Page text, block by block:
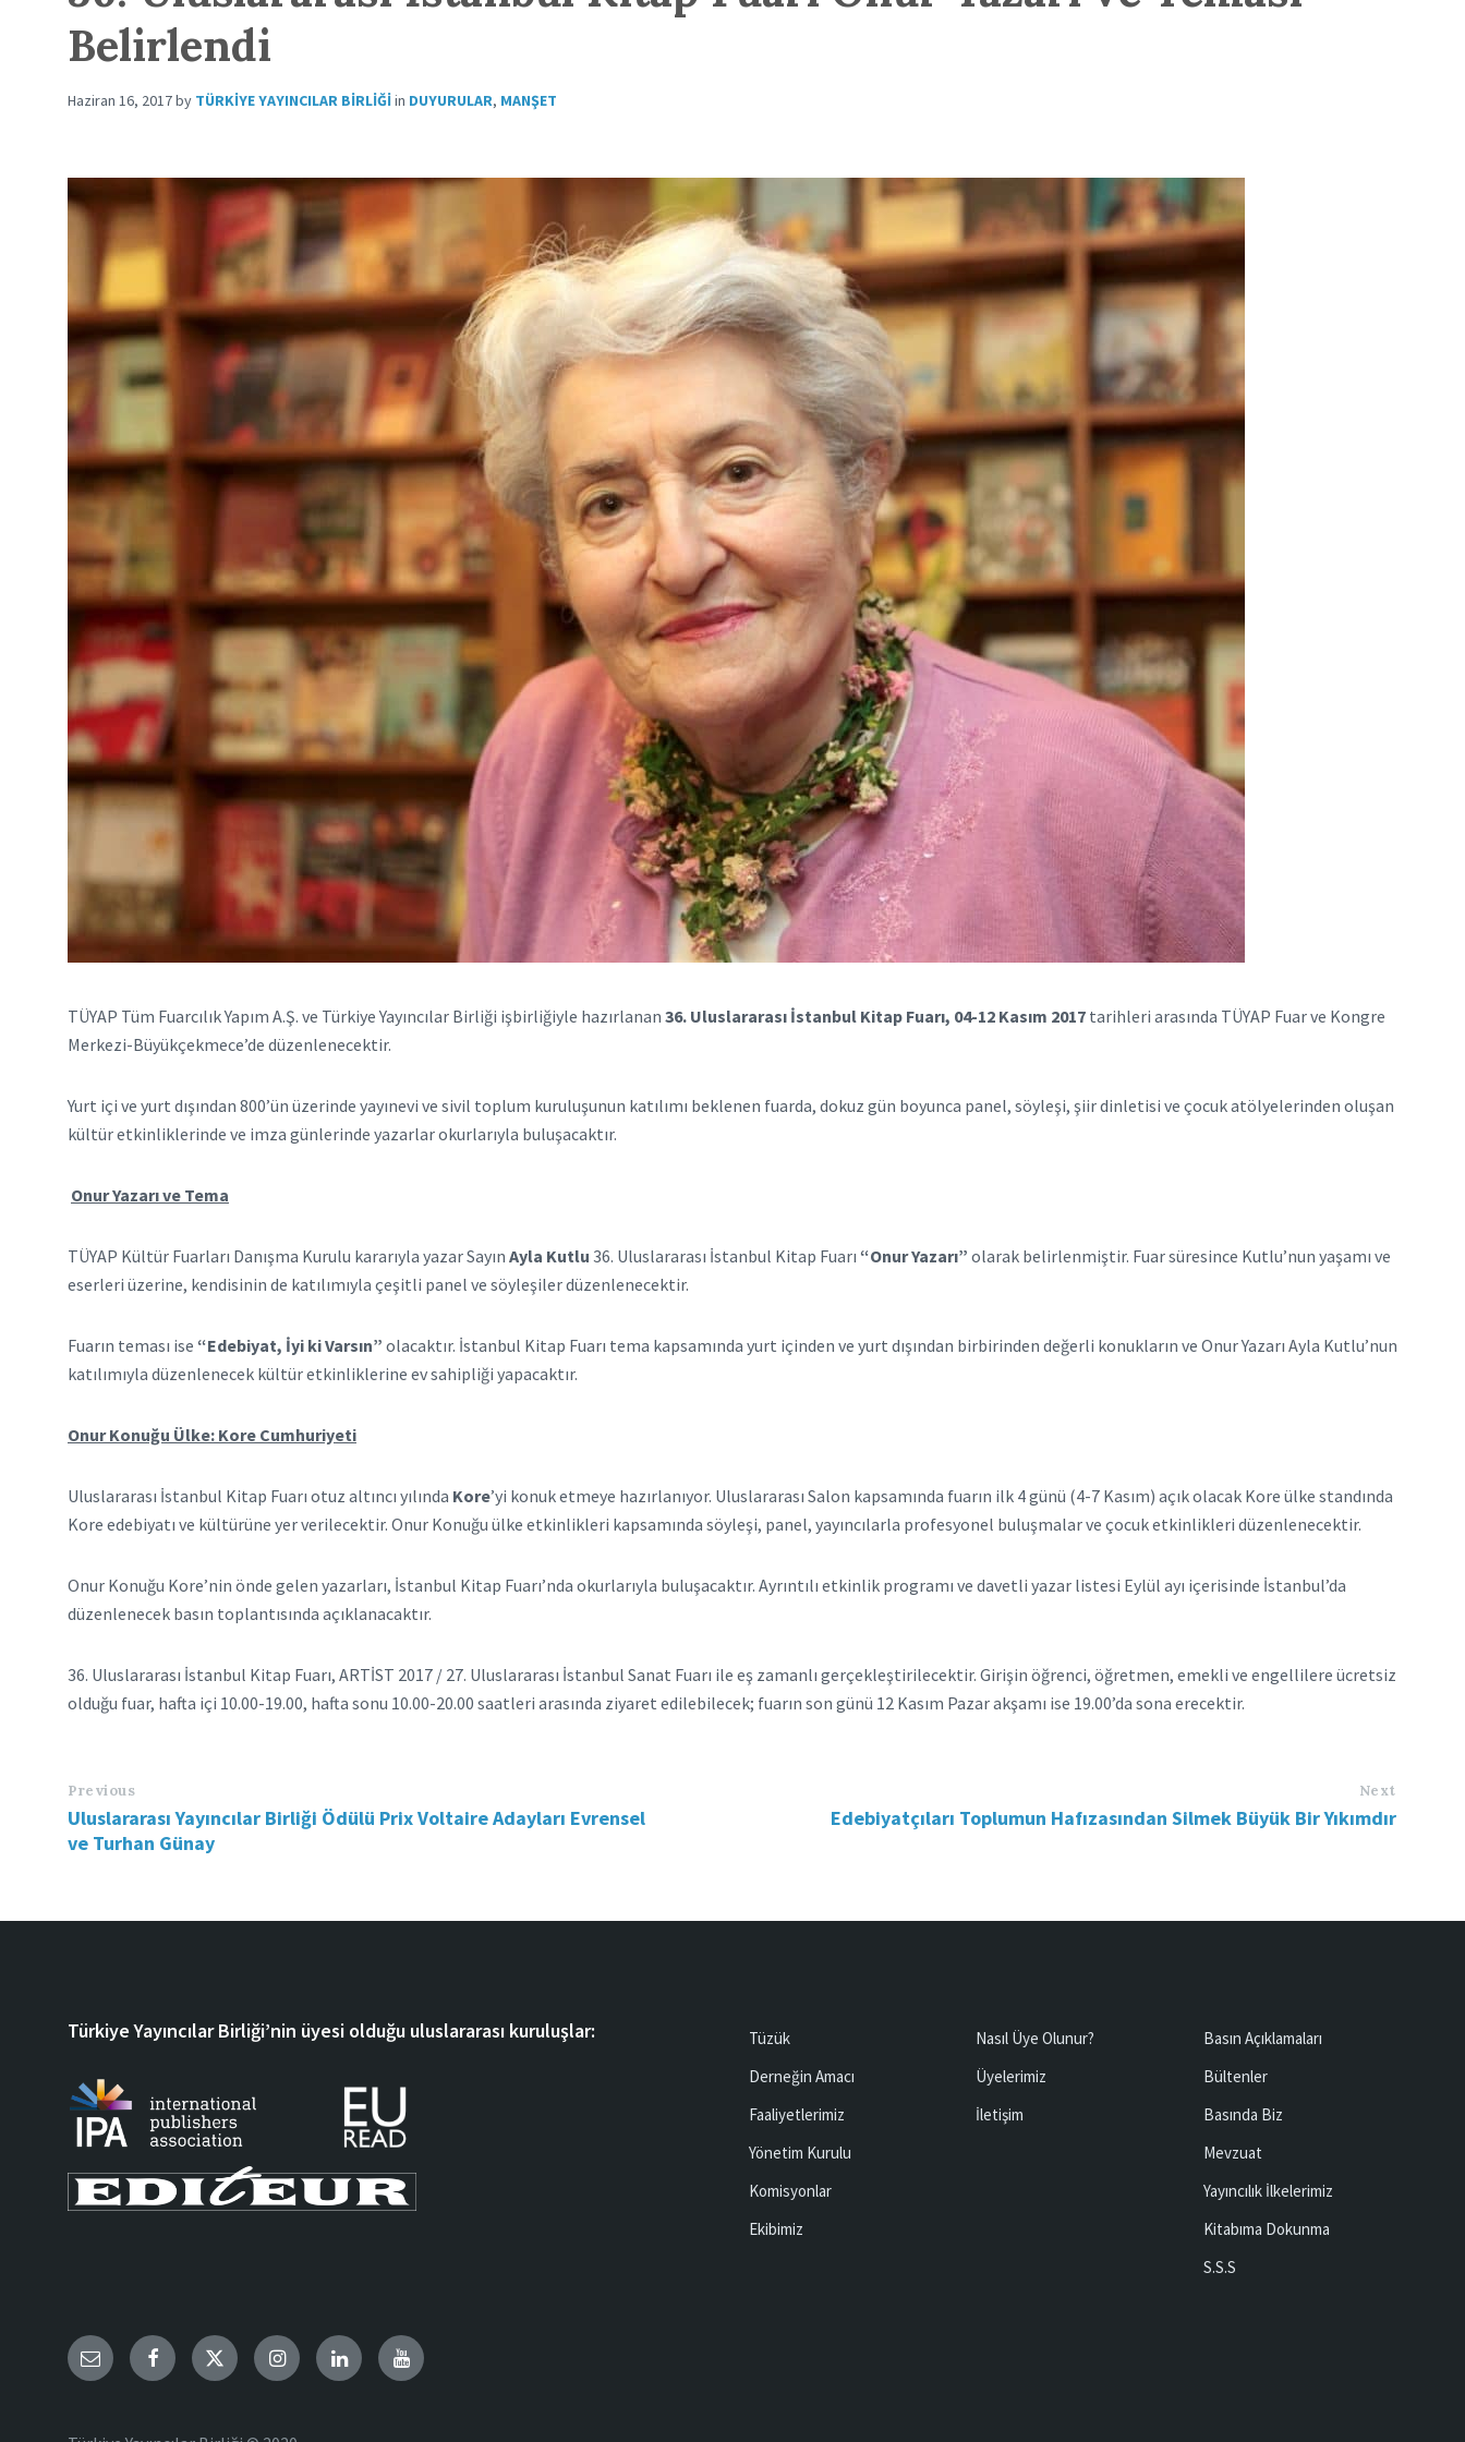
Belirlendi
Haziran 16, 2017by TÜRKIYE YAYINCILAR BIRLIĞIin DUYURULAR, MANŞET
TÜYAP Tüm Fuarcılık Yapım A.Ş. ve Türkiye Yayıncılar Birliği işbirliğiyle hazırlanan 36. Uluslararası İstanbul Kitap Fuarı, 04-12 Kasım 2017 tarihleri arasında TÜYAP Fuar ve Kongre
Merkezi-Büyükçekmece’de düzenlenecektir.
Yurt içi ve yurt dışından 800’ün üzerinde yayınevi ve sivil toplum kuruluşunun katılımı beklenen fuarda, dokuz gün boyunca panel, söyleşi, şiir dinletisi ve çocuk atölyelerinden oluşan
kültür etkinliklerinde ve imza günlerinde yazarlar okurlarıyla buluşacaktır.
Onur Yazarı ve Tema
TÜYAP Kültür Fuarları Danışma Kurulu kararıyla yazar Sayın Ayla Kutlu 36. Uluslararası İstanbul Kitap Fuarı “Onur Yazarı” olarak belirlenmiştir. Fuar süresince Kutlu’nun yaşamı ve
eserleri üzerine, kendisinin de katılımıyla çeşitli panel ve söyleşiler düzenlenecektir.
Fuarın teması ise “Edebiyat, İyi ki Varsın” olacaktır. İstanbul Kitap Fuarı tema kapsamında yurt içinden ve yurt dışından birbirinden değerli konukların ve Onur Yazarı Ayla Kutlu’nun
katılımıyla düzenlenecek kültür etkinliklerine ev sahipliği yapacaktır.
Onur Konuğu Ülke: Kore Cumhuriyeti
Uluslararası İstanbul Kitap Fuarı otuz altıncı yılında Kore’yi konuk etmeye hazırlanıyor. Uluslararası Salon kapsamında fuarın ilk 4 günü (4-7 Kasım) açık olacak Kore ülke standında
Kore edebiyatı ve kültürüne yer verilecektir. Onur Konuğu ülke etkinlikleri kapsamında söyleşi, panel, yayıncılarla profesyonel buluşmalar ve çocuk etkinlikleri düzenlenecektir.
Onur Konuğu Kore’nin önde gelen yazarları, İstanbul Kitap Fuarı’nda okurlarıyla buluşacaktır. Ayrıntılı etkinlik programı ve davetli yazar listesi Eylül ayı içerisinde İstanbul’da
düzenlenecek basın toplantısında açıklanacaktır.
36. Uluslararası İstanbul Kitap Fuarı, ARTİST 2017 / 27. Uluslararası İstanbul Sanat Fuarı ile eş zamanlı gerçekleştirilecektir. Girişin öğrenci, öğretmen, emekli ve engellilere ücretsiz
olduğu fuar, hafta içi 10.00-19.00, hafta sonu 10.00-20.00 saatleri arasında ziyaret edilebilecek; fuarın son günü 12 Kasım Pazar akşamı ise 19.00’da sona erecektir.
Previous
Uluslararası Yayıncılar Birliği Ödülü Prix Voltaire Adayları Evrensel
ve Turhan Günay
Next
Edebiyatçıları Toplumun Hafızasından Silmek Büyük Bir Yıkımdır
Türkiye Yayıncılar Birliği’nin üyesi olduğu uluslararası kuruluşlar:
Tüzük
Derneğin Amacı
Faaliyetlerimiz
Yönetim Kurulu
Komisyonlar
Ekibimiz
Nasıl Üye Olunur?
Üyelerimiz
İletişim
Basın Açıklamaları
Bültenler
Basında Biz
Mevzuat
Yayıncılık İlkelerimiz
Kitabıma Dokunma
S.S.S
Email Facebook TwitterInstagramLinkedInYouTube